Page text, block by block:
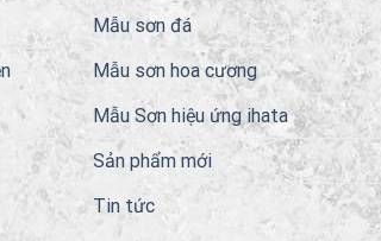
Mẫu sơn đá
Mẫu sơn hoa cương
Mẫu Sơn hiệu ứng ihata
Sản phẩm mới
Tin tức